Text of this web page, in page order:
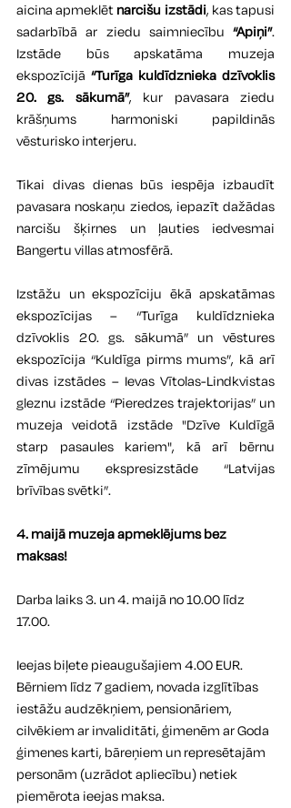
aicina apmeklēt narcišu izstādi, kas tapusi
sadarbībā ar ziedu saimniecību “Apiņi”.
Izstāde būs apskatāma muzeja
ekspozīcijā “Turīga kuldīdznieka dzīvoklis
20. gs. sākumā”, kur pavasara ziedu
krāšņums harmoniski papildinās
vēsturisko interjeru.
Tikai divas dienas būs iespēja izbaudīt
pavasara noskaņu ziedos, iepazīt dažādas
narcišu šķirnes un ļauties iedvesmai
Bangertu villas atmosfērā.
Izstāžu un ekspozīciju ēkā apskatāmas
ekspozīcijas – “Turīga kuldīdznieka
dzīvoklis 20. gs. sākumā” un vēstures
ekspozīcija “Kuldīga pirms mums”, kā arī
divas izstādes – Ievas Vītolas-Lindkvistas
gleznu izstāde “Pieredzes trajektorijas” un
muzeja veidotā izstāde "Dzīve Kuldīgā
starp pasaules kariem", kā arī bērnu
zīmējumu ekspresizstāde “Latvijas
brīvības svētki”.
4. maijā muzeja apmeklējums bez
maksas!
Darba laiks 3. un 4. maijā no 10.00 līdz
17.00.
Ieejas biļete pieaugušajiem 4.00 EUR.
Bērniem līdz 7 gadiem, novada izglītības
iestāžu audzēkņiem, pensionāriem,
cilvēkiem ar invaliditāti, ģimenēm ar Goda
ģimenes karti, bāreņiem un represētajām
personām (uzrādot apliecību) netiek
piemērota ieejas maksa.